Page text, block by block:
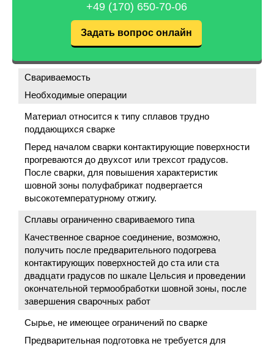
+49 (170) 650-70-06
Задать вопрос онлайн
Свариваемость
Необходимые операции
Материал относится к типу сплавов трудно
поддающихся сварке
Перед началом сварки контактирующие поверхности
прогреваются до двухсот или трехсот градусов.
После сварки, для повышения характеристик
шовной зоны полуфабрикат подвергается
высокотемпературному отжигу.
Сплавы ограниченно свариваемого типа
Качественное сварное соединение, возможно,
получить после предварительного подогрева
контактирующих поверхностей до ста или ста
двадцати градусов по шкале Цельсия и проведении
окончательной термообработки шовной зоны, после
завершения сварочных работ
Сырье, не имеющее ограничений по сварке
Предварительная подготовка не требуется для